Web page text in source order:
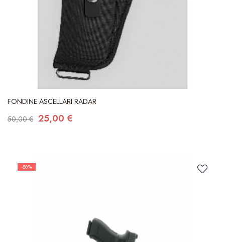
FONDINE ASCELLARI RADAR
50,00 € 25,00 €
-50%